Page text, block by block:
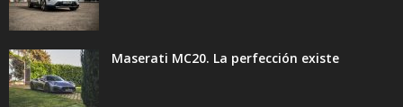
Maserati MC20. La perfección existe